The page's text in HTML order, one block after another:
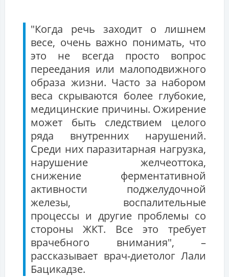
"Когда речь заходит о лишнем
весе, очень важно понимать, что
это не всегда просто вопрос
переедания или малоподвижного
образа жизни. Часто за набором
веса скрываются более глубокие,
медицинские причины. Ожирение
может быть следствием целого
ряда внутренних нарушений.
Среди них паразитарная нагрузка,
нарушение желчеоттока,
снижение ферментативной
активности поджелудочной
железы, воспалительные
процессы и другие проблемы со
стороны ЖКТ. Все это требует
врачебного внимания", –
рассказывает врач-диетолог Лали
Бацикадзе.